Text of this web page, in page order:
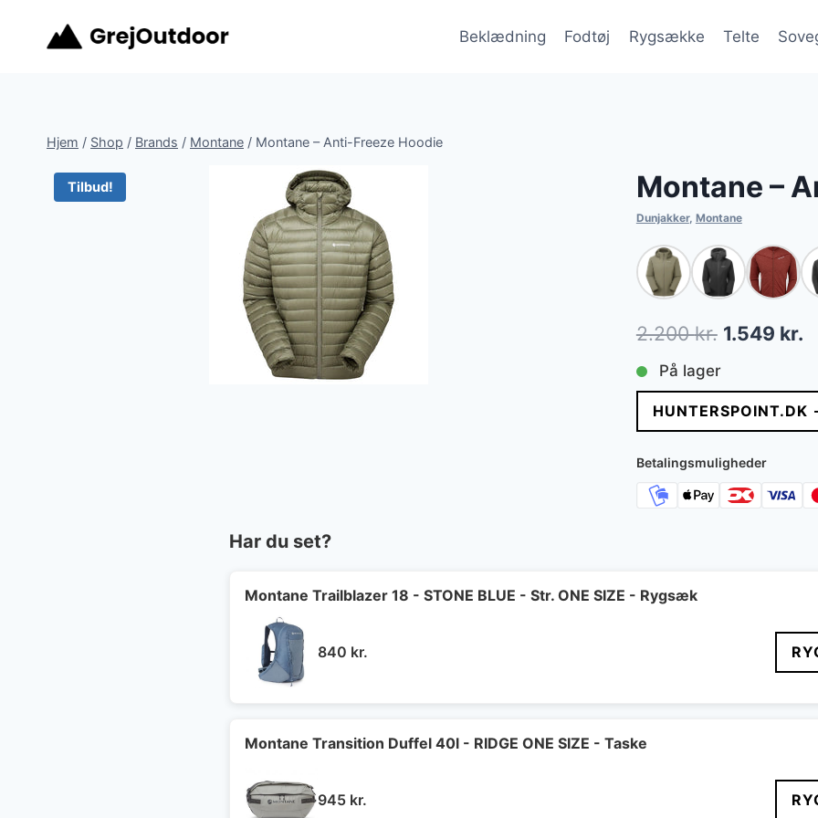
Beklædning Fodtøj Rygsække Telte
Hjem / Shop / Brands / Montane / Montane – Anti-Freeze Hoodie
Tilbud! Montane –
Dunjakker, Montane
2.200kr. Den
pris
var:
2.200 kr..
1.549 kr.
På lager
HUNTERSPOINT.DK
Betalingsmuligheder
Har du set?
Montane Trailblazer 18 - STONE BLUE - Str. ONE SIZE - Rygsæk
840 kr.
Montane Transition Duffel 40l - RIDGE ONE SIZE - Taske
945 kr.